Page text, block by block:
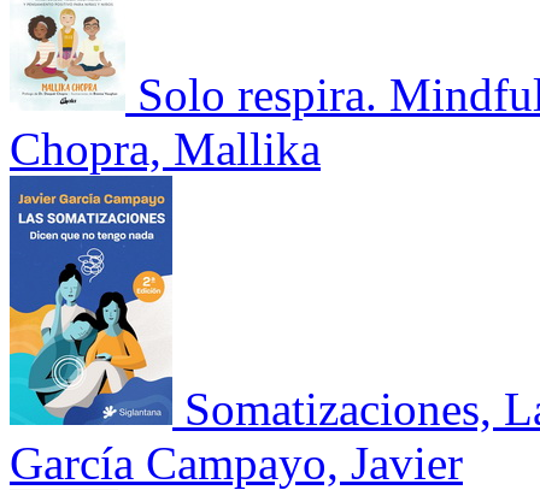
Solo respira.
Chopra, Mallika
Somatizaciones,
García Campayo, Javier